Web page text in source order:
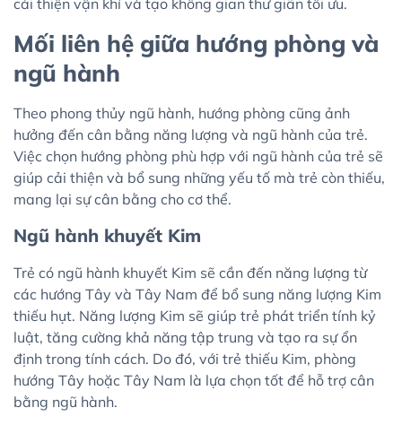
Mối liên hệ giữa hướng phòng và
ngũ hành
Theo phong thủy ngũ hành, hướng phòng cũng ảnh
hưởng đến cân bằng năng lượng và ngũ hành của trẻ.
Việc chọn hướng phòng phù hợp với ngũ hành của trẻ sẽ
giúp cải thiện và bổ sung những yếu tố mà trẻ còn thiếu,
mang lại sự cân bằng cho cơ thể.
Ngũ hành khuyết Kim
Trẻ có ngũ hành khuyết Kim sẽ cần đến năng lượng từ
các hướng Tây và Tây Nam để bổ sung năng lượng Kim
thiếu hụt. Năng lượng Kim sẽ giúp trẻ phát triển tính kỷ
luật, tăng cường khả năng tập trung và tạo ra sự ổn
định trong tính cách. Do đó, với trẻ thiếu Kim, phòng
hướng Tây hoặc Tây Nam là lựa chọn tốt để hỗ trợ cân
bằng ngũ hành.